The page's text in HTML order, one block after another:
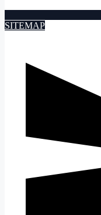
SITEMAP